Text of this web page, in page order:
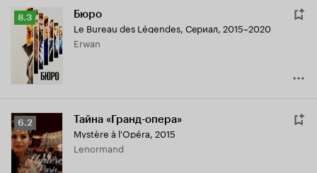
Рейтинг
Кинопоиска
8.3
8.3 Бюро
Le Bureau des Légendes, Сериал, 2015–2020
Erwan
Рейтинг
Кинопоиска
6.2
6.2 Тайна «Гранд-опера»
Mystère à l'Opéra, 2015
Lenormand